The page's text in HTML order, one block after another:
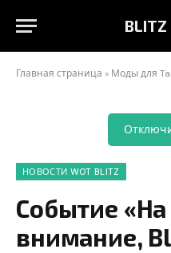
BLITZ
Главная страница » Моды для
НОВОСТИ WOT BLITZ
Событие «На
внимание,